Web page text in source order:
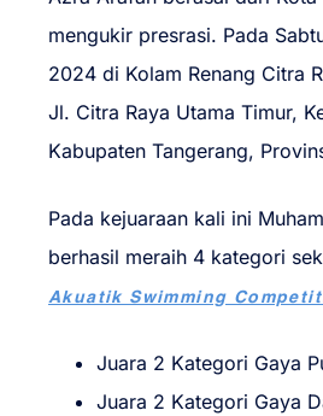
mengukir presrasi. Pada
2024 di Kolam Renang Citra
Jl. Citra Raya Utama Timur,
Kabupaten Tangerang,
Pada kejuaraan kali ini
berhasil meraih 4 kategori
Akuatik Swimming
Juara 2 Kategori Gaya
Juara 2 Kategori Gaya